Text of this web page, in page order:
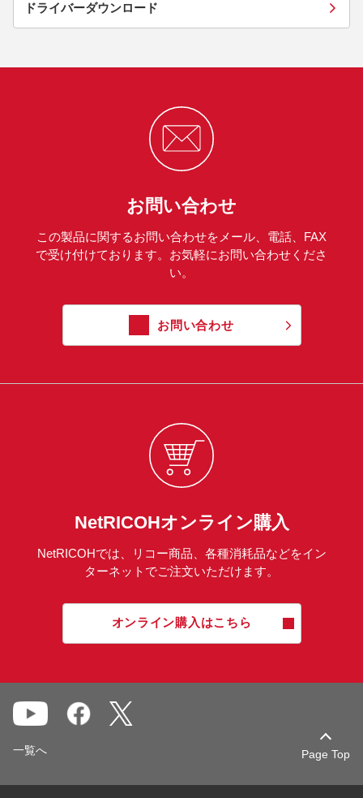
ドライバーダウンロード
お問い合わせ
この製品に関するお問い合わせをメール、電話、FAX
で受け付けております。お気軽にお問い合わせくださ
い。
お問い合わせ
NetRICOHオンライン購入
NetRICOHでは、リコー商品、各種消耗品などをイン
ターネットでご注文いただけます。
オンライン購入はこちら
Page Top
一覧へ